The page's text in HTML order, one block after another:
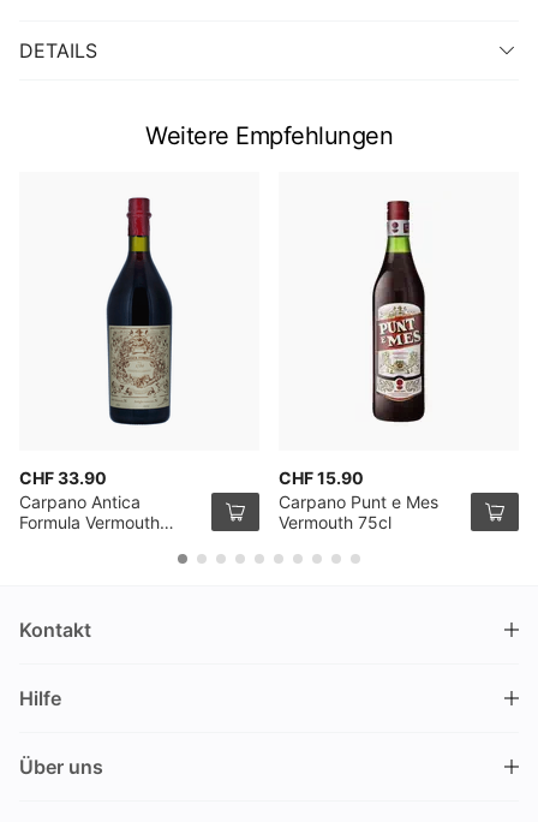
DETAILS
Weitere Empfehlungen
CHF 33.90
Carpano Antica
Formula Vermouth
CHF 15.90
Carpano Punt e Mes
Vermouth 75cl
Kontakt
Nüschelerstrasse 35
Schweiz
Hilfe
Über uns